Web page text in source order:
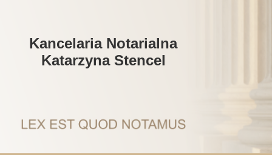
Kancelaria Notarialna
Katarzyna Stencel